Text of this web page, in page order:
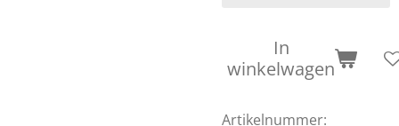
In
winkelwagen
Artikelnummer: